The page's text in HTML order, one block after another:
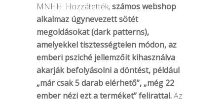
MNHH. Hozzátették,számos webshop
alkalmaz úgynevezett sötét
megoldásokat (dark patterns),
amelyekkel tisztességtelen módon, az
emberi psziché jellemzőit kihasználva
akarják befolyásolni a döntést, például
„már csak 5 darab elérhető”, „még 22
ember nézi ezt a terméket” felirattal.Az